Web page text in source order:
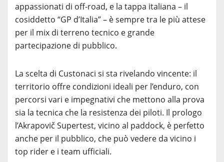
appassionati di off-road, e la tappa italiana – il
cosiddetto “GP d’Italia” – è sempre tra le più attese
per il mix di terreno tecnico e grande
partecipazione di pubblico.
La scelta di Custonaci si sta rivelando vincente: il
territorio offre condizioni ideali per l’enduro, con
percorsi vari e impegnativi che mettono alla prova
sia la tecnica che la resistenza dei piloti. Il prologo
l’Akrapovič Supertest, vicino al paddock, è perfetto
anche per il pubblico, che può vedere da vicino i
top rider e i team ufficiali.